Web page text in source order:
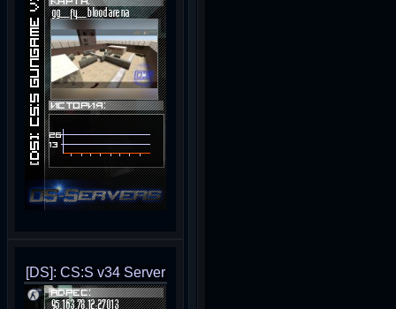
[DS]: CS:S v34 Server